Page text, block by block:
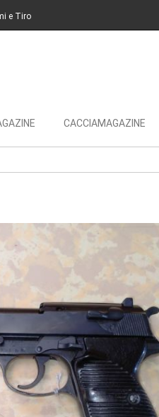
e Tiro
CACCIAMAGAZINE